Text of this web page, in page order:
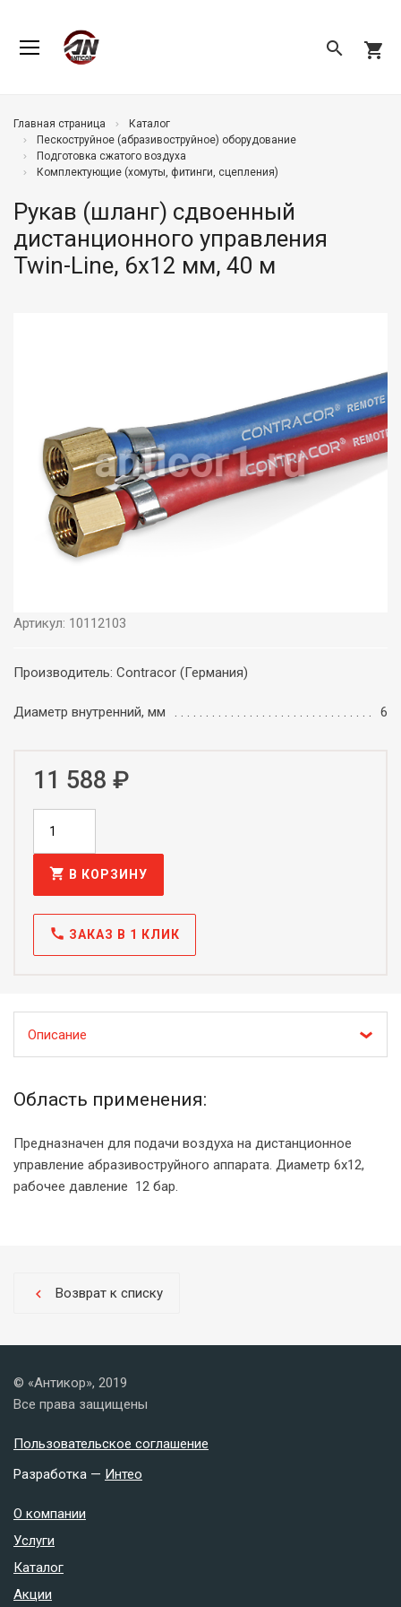
search shopping_cart
Главная страница
Каталог
Пескоструйное (абразивоструйное) оборудование
Подготовка сжатого воздуха
Комплектующие (хомуты, фитинги, сцепления)
Рукав (шланг) сдвоенный
дистанционного управления
Twin-Line, 6х12 мм, 40 м
Артикул: 10112103
Производитель: Contracor (Германия)
Диаметр внутренний, мм 6
11 588 ₽
shopping_cart В КОРЗИНУ
call ЗАКАЗ В 1 КЛИК
Описание
Область применения:
Предназначен для подачи воздуха на дистанционное
управление абразивоструйного аппарата. Диаметр 6х12,
рабочее давление 12 бар.
chevron_left Возврат к списку
© «Антикор», 2019
Все права защищены
Пользовательское соглашение
Разработка — Интео
О компании
Услуги
Каталог
Акции